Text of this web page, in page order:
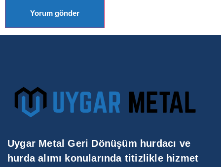
Uygar Metal Geri Dönüşüm hurdacı ve
hurda alımı konularında titizlikle hizmet